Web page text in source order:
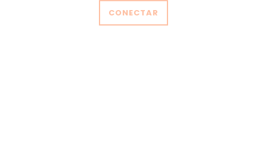
CONECTAR